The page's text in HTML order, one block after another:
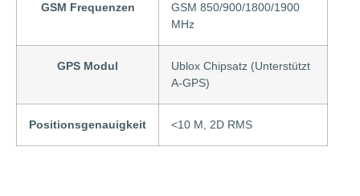
GSM Frequenzen
GSM 850/900/1800/1900
MHz
GPS Modul
Ublox Chipsatz (Unterstützt
A-GPS)
Positionsgenauigkeit <10 M, 2D RMS